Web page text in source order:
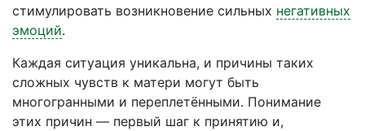
стимулировать возникновение сильных негативных
эмоций.
Каждая ситуация уникальна, и причины таких
сложных чувств к матери могут быть
многогранными и переплетёнными. Понимание
этих причин — первый шаг к принятию и,